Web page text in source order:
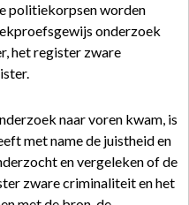
politiekorpsen worden
onderzoek
het register zware
naar voren kwam, is
met name de juistheid en
en vergeleken of de
zware criminaliteit en het